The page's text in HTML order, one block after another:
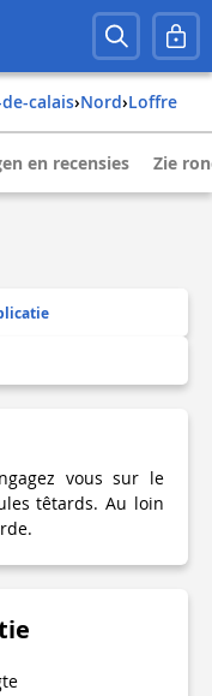
de-calais› nord› loffre
en recensies Zie
vous sur le
têtards. Au loin